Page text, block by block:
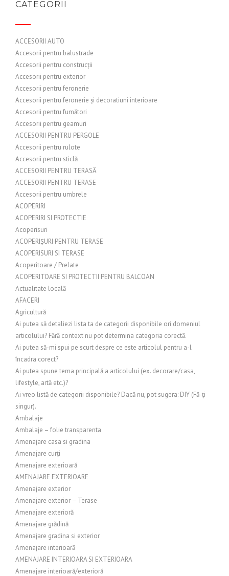
CATEGORII
ACCESORII AUTO
Accesorii pentru balustrade
Accesorii pentru construcții
Accesorii pentru exterior
Accesorii pentru feronerie
Accesorii pentru feronerie și decoratiuni interioare
Accesorii pentru fumători
Accesorii pentru geamuri
ACCESORII PENTRU PERGOLE
Accesorii pentru rulote
Accesorii pentru sticlă
ACCESORII PENTRU TERASĂ
ACCESORII PENTRU TERASE
Accesorii pentru umbrele
ACOPERIRI
ACOPERIRI SI PROTECTIE
Acoperisuri
ACOPERIȘURI PENTRU TERASE
ACOPERISURI SI TERASE
Acoperitoare / Prelate
ACOPERITOARE SI PROTECTII PENTRU BALCOAN
Actualitate locală
AFACERI
Agricultură
Ai putea să detaliezi lista ta de categorii disponibile ori domeniul
articolului? Fără context nu pot determina categoria corectă.
Ai putea să-mi spui pe scurt despre ce este articolul pentru a-l
încadra corect?
Ai putea spune tema principală a articolului (ex. decorare/casa,
lifestyle, artă etc.)?
Ai vreo listă de categorii disponibile? Dacă nu, pot sugera: DIY (Fă-ți
singur).
Ambalaje
Ambalaje – folie transparenta
Amenajare casa si gradina
Amenajare curți
Amenajare exterioară
AMENAJARE EXTERIOARE
Amenajare exterior
Amenajare exterior – Terase
Amenajare exterioră
Amenajare grădină
Amenajare gradina si exterior
Amenajare interioară
AMENAJARE INTERIOARA SI EXTERIOARA
Amenajare interioară/exterioră